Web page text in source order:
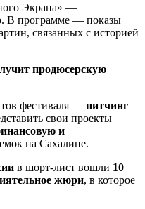
Экрана» —
. В программе — показы
связанных с историей
продюсерскую
фестиваля — питчинг
свои проекты
и
на Сахалине.
в шорт-лист вошли 10
жюри, в которое